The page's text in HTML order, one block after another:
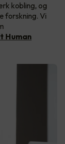
kobling, og
forskning. Vi
Human